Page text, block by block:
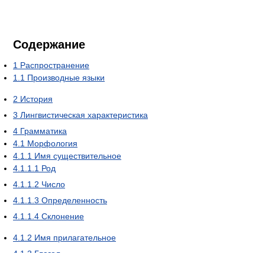
Содержание
1 Распространение
1.1 Производные языки
2 История
3 Лингвистическая характеристика
4 Грамматика
4.1 Морфология
4.1.1 Имя существительное
4.1.1.1 Род
4.1.1.2 Число
4.1.1.3 Определенность
4.1.1.4 Склонение
4.1.2 Имя прилагательное